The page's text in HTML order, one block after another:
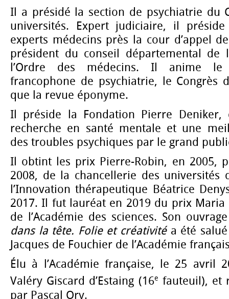
Il a présidé la section de psychiatrie du
universités. Expert judiciaire, il
experts médecins près la cour d’appel
président du conseil départemental
l’Ordre des médecins. Il anime le
francophone de psychiatrie, le Congrès
que la revue éponyme.
Il préside la Fondation Pierre
recherche en santé mentale et une
des troubles psychiques par le grand
Il obtint les prix Pierre-Robin, en 2005,
2008, de la chancellerie des universités
l’Innovation thérapeutique Béatrice
2017. Il fut lauréat en 2019 du prix
de l’Académie des sciences. Son
dans la tête. Folie et créativitéa été
Jacques de Fouchier de l’Académie
Élu à l’Académie française, le 25 avril
Valéry Giscard d’Estaing (16e fauteuil), et
par Pascal Ory.